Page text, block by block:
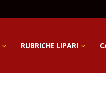
RUBRICHE LIPARI